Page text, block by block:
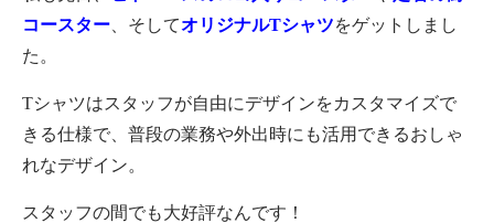
コースター 、そしてオリジナルTシャツをゲットしまし
た。
Tシャツはスタッフが自由にデザインをカスタマイズで
きる仕様で、普段の業務や外出時にも活用できるおしゃ
れなデザイン。
スタッフの間でも大好評なんです！